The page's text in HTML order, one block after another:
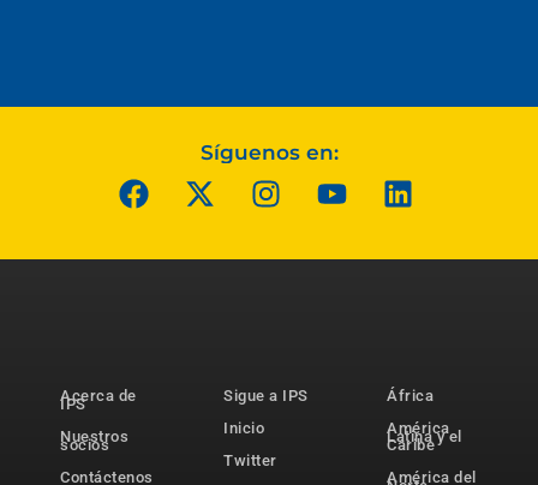
Síguenos en:
Acerca de
IPS
Nuestros
socios
Contáctenos
Sigue a IPS
Inicio
Twitter
África
América
Latina y el
Caribe
América del